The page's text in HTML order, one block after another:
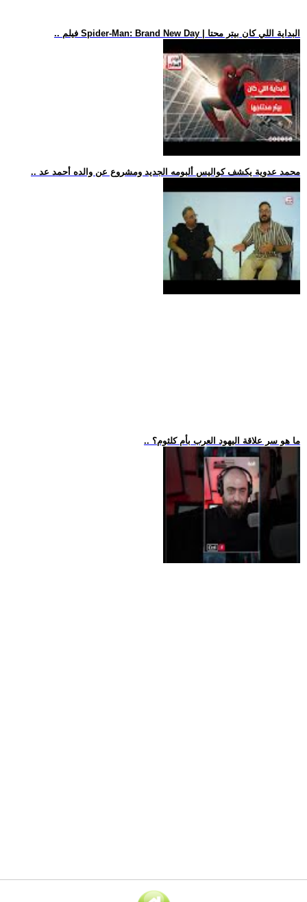
.. فيلم Spider-Man: Brand New Day | البداية اللي كان بيتر محتا
.. محمد عدوية يكشف كواليس ألبومه الجديد ومشروع عن والده أحمد عد
.. ما هو سر علاقة اليهود العرب بأم كلثوم؟